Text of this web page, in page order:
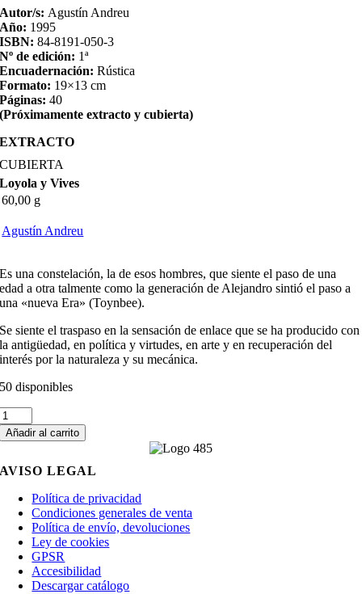
Autor/s: Agustín Andreu
Año: 1995
ISBN:84-8191-050-3
Nº de edición: 1ª
Encuadernación:Rústica
Formato: 19×13 cm
Páginas:40
(Próximamente extracto y cubierta)
EXTRACTO
CUBIERTA
Loyola y Vives
60,00 g
Agustín Andreu
Es una constelación, la de esos hombres, que siente el paso de una
edad a otra talmente como la generación de Alejandro sintió el paso a
una «nueva Era» (Toynbee).
Se siente el traspaso en la sensación de enlace que se ha producido con
la antigüedad, en política y virtudes, en arte y en recuperación del
interés por la naturaleza y su mecánica.
50 disponibles
Añadir al carrito
AVISO LEGAL
Política de privacidad
Condiciones generales de venta
Política de envío, devoluciones
Ley de cookies
GPSR
Accesibilidad
Descargar catálogo